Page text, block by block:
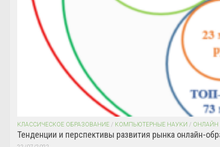
КЛАССИЧЕСКОЕ ОБРАЗОВАНИЕ / КОМПЬЮТЕРНЫЕ НАУКИ / ОНЛАЙН
Тенденции и перспективы развития рынка онлайн-